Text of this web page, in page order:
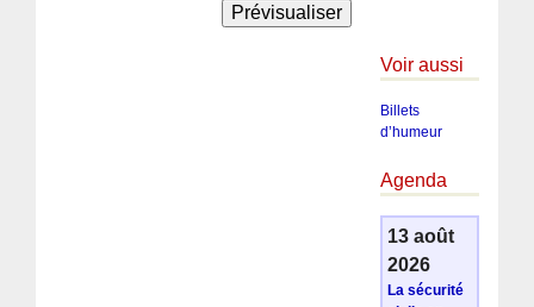
Voir aussi
Billets
d’humeur
Agenda
13 août
2026
La sécurité